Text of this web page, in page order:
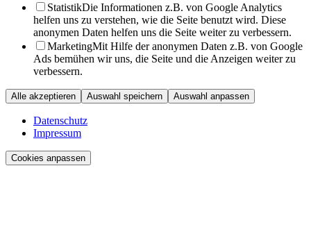
StatistikDie Informationen z.B. von Google Analytics
helfen uns zu verstehen, wie die Seite benutzt wird. Diese
anonymen Daten helfen uns die Seite weiter zu verbessern.
MarketingMit Hilfe der anonymen Daten z.B. von Google
Ads bemühen wir uns, die Seite und die Anzeigen weiter zu
verbessern.
Alle akzeptieren Auswahl speichern Auswahl anpassen
Datenschutz
Impressum
Cookies anpassen